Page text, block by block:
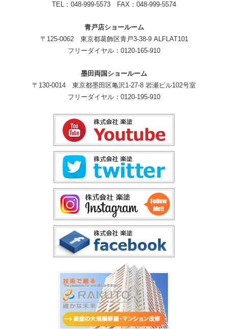
TEL：048-999-5573 FAX：048-999-5574
青戸店ショールーム
〒125-0062 東京都葛飾区青戸3-38-9 ALFLAT101
フリーダイヤル：0120-165-910
墨田両国ショールーム
〒130-0014 東京都墨田区亀沢1-27-8 岩瀬ビル102号室
フリーダイヤル：0120-195-910